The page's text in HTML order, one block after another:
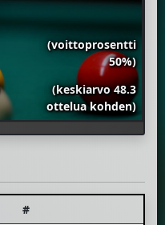
(voittoprosentti
50%)
(keskiarvo 48.3
ottelua kohden)
#